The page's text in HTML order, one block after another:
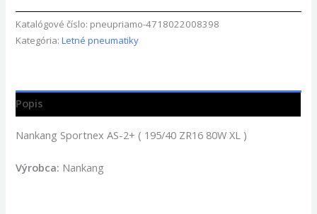
Katalógové číslo: pneupriamo-4718022008398
Kategória:Letné pneumatiky
Popis
Nankang Sportnex AS-2+ ( 195/40 ZR16 80W XL )
Výrobca: Nankang